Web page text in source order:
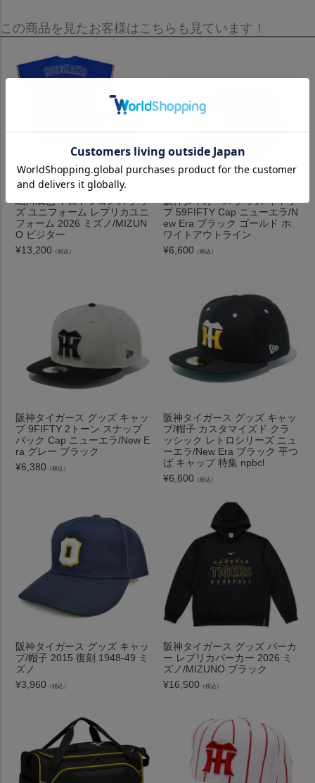
この商品を見たお客様はこちらも見ています！
細川成也 中日ドラゴンズ グッ
ズ ユニフォーム レプリカユニ
フォーム 2026 ミズノ/MIZUN
O ビジター
¥13,200 （税込）
阪神タイガース グッズ キャッ
プ 59FIFTY Cap ニューエラ/N
ew Era ブラック ゴールド ホ
ワイトアウトライン
¥6,600 （税込）
阪神タイガース グッズ キャッ
プ 9FIFTY 2トーン スナップ
バック Cap ニューエラ/New E
ra グレー ブラック
¥6,380 （税込）
阪神タイガース グッズ キャッ
プ/帽子 カスタマイズド クラ
ッシック レトロシリーズ ニュ
ーエラ/New Era ブラック 平つ
ば キャップ 特集 npbcl
¥6,600 （税込）
阪神タイガース グッズ キャッ
プ/帽子 2015 復刻 1948-49 ミ
ズノ
¥3,960 （税込）
阪神タイガース グッズ パーカ
ー レプリカパーカー 2026 ミ
ズノ/MIZUNO ブラック
¥16,500 （税込）